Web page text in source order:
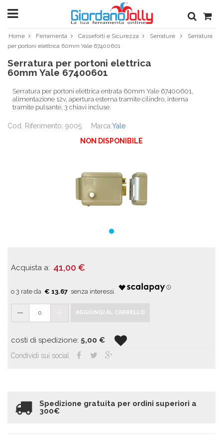
Home Ferramenta Casseforti e Sicurezza Serrature
Serratura
per portoni elettrica 60mm Yale 67400601
Serratura per portoni elettrica
60mm Yale 67400601
Serratura per portoni elettrica entrata 60mm Yale 67400601,
alimentazione 12v, apertura esterna tramite cilindro, interna
tramite pulsante, 3 chiavi incluse.
Cod. Riferimento: 9005 Marca:Yale
NON DISPONIBILE
Acquista a: 41,00 €
€ 13.67
0 AGGIUNGI AL CARRELLO
costi di spedizione: 5,00 €
Condividi sui social
Spedizione gratuita per ordini superiori a
300€